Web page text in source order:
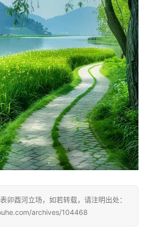
卯酉河立场，如若转载，请注明出处：
archives/104468